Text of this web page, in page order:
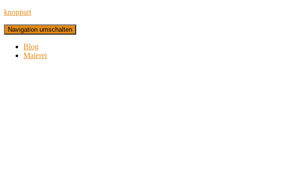
knoppart
Navigation umschalten
Blog
Malerei